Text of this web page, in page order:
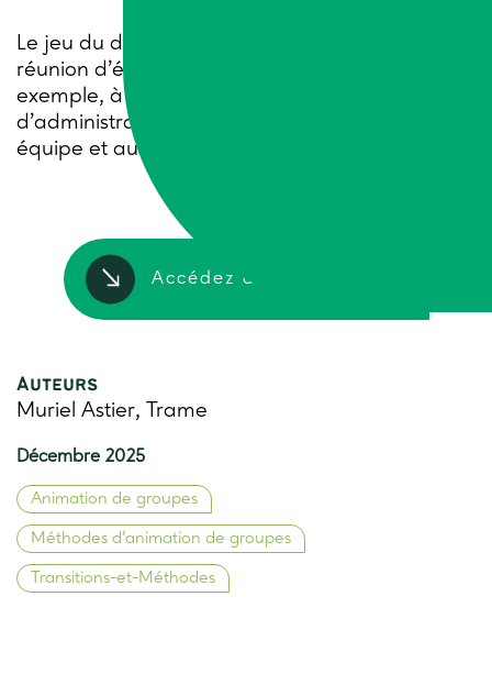
Le jeu du dossard se joue en formation, en
réunion d’équipe, en séminaire. Il vise, par
exemple, à renforcer la cohésion d’un conseil
d’administration, la coopération dans une
équipe et aussi la confiance en soi de chacun…
Accédez à la ressource
Auteurs
Muriel Astier, Trame
Décembre 2025
Animation de groupes
Méthodes d’animation de groupes
Transitions-et-Méthodes